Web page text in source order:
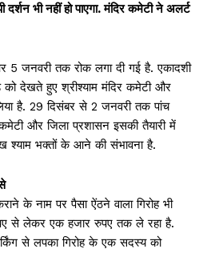
भी नहीं हो पाएगा. मंद‍िर कमेटी ने अलर्ट
5 जनवरी तक रोक लगा दी गई है. एकादशी
देखते हुए श्रीश्याम मंदिर कमेटी और
है. 29 दिसंबर से 2 जनवरी तक पांच
और जिला प्रशासन इसकी तैयारी में
श्याम भक्तों के आने की संभावना है.
के नाम पर पैसा ऐंठने वाला ग‍िरोह भी
से लेकर एक हजार रुपए तक ले रहा है.
से लपका गिरोह के एक सदस्य को